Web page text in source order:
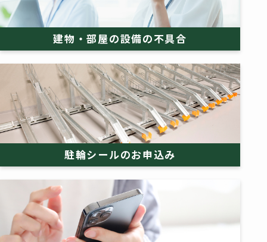
建物・部屋の設備の不具合
駐輪シールのお申込み